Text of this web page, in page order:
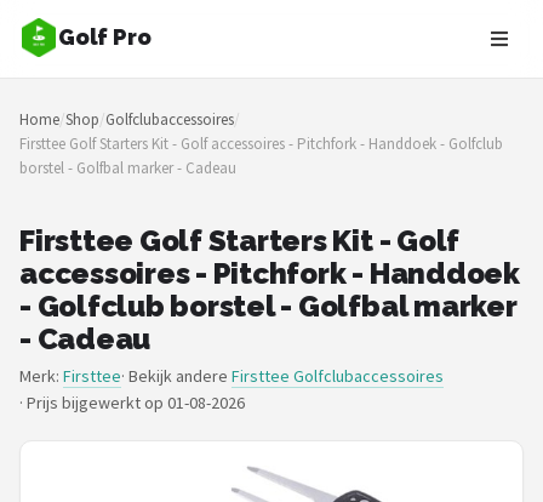
Golf Pro
Zoeken
NAVIGATIE
Shop
Merken
Blog
Golfers
Toernooien
Home/Shop/Golfclubaccessoires/
Firsttee Golf Starters Kit - Golf accessoires - Pitchfork - Handdoek - Golfclub
borstel - Golfbal marker - Cadeau
Firsttee Golf Starters Kit - Golf
accessoires - Pitchfork - Handdoek
- Golfclub borstel - Golfbal marker
- Cadeau
Merk: Firsttee· Bekijk andere Firsttee Golfclubaccessoires
· Prijs bijgewerkt op 01-08-2026